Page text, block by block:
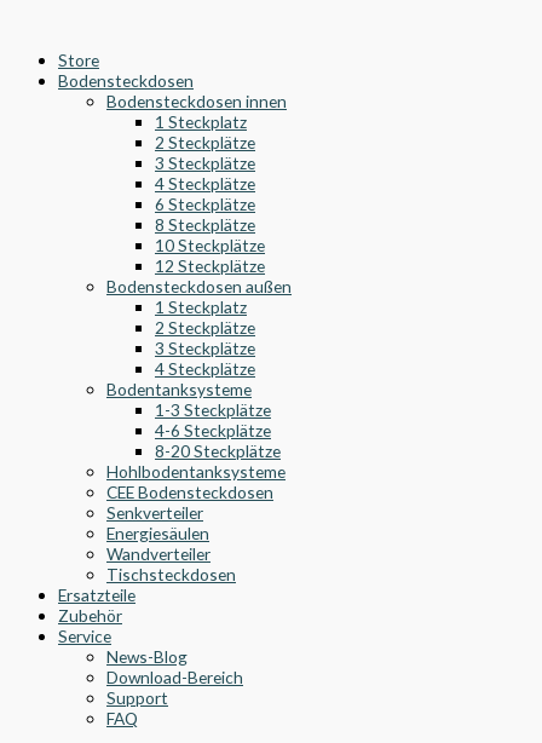
Store
Bodensteckdosen
Bodensteckdosen innen
1 Steckplatz
2 Steckplätze
3 Steckplätze
4 Steckplätze
6 Steckplätze
8 Steckplätze
10 Steckplätze
12 Steckplätze
Bodensteckdosen außen
1 Steckplatz
2 Steckplätze
3 Steckplätze
4 Steckplätze
Bodentanksysteme
1-3 Steckplätze
4-6 Steckplätze
8-20 Steckplätze
Hohlbodentanksysteme
CEE Bodensteckdosen
Senkverteiler
Energiesäulen
Wandverteiler
Tischsteckdosen
Ersatzteile
Zubehör
Service
News-Blog
Download-Bereich
Support
FAQ